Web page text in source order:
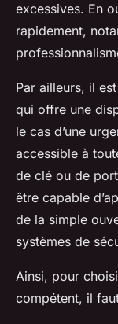
excessives. En
rapidement,
Par ailleurs, il
qui offre une
le cas d’une
accessible à
de clé ou de
être capable
de la simple
systèmes de
Ainsi, pour
compétent, il